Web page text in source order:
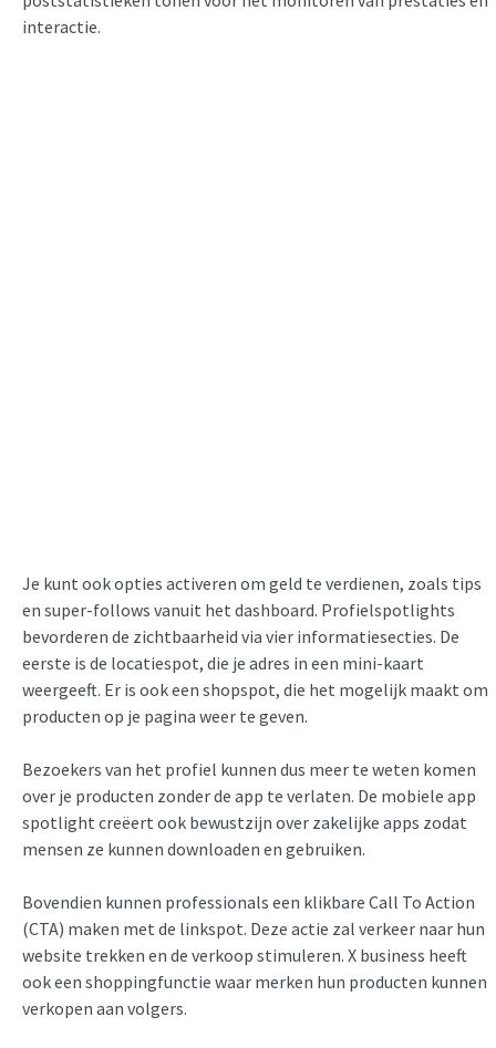
interactie.
Je kunt ook opties activeren om geld te verdienen, zoals tips
en super-follows vanuit het dashboard. Profielspotlights
bevorderen de zichtbaarheid via vier informatiesecties. De
eerste is de locatiespot, die je adres in een mini-kaart
weergeeft. Er is ook een shopspot, die het mogelijk maakt om
producten op je pagina weer te geven.
Bezoekers van het profiel kunnen dus meer te weten komen
over je producten zonder de app te verlaten. De mobiele app
spotlight creëert ook bewustzijn over zakelijke apps zodat
mensen ze kunnen downloaden en gebruiken.
Bovendien kunnen professionals een klikbare Call To Action
(CTA) maken met de linkspot. Deze actie zal verkeer naar hun
website trekken en de verkoop stimuleren. X business heeft
ook een shoppingfunctie waar merken hun producten kunnen
verkopen aan volgers.